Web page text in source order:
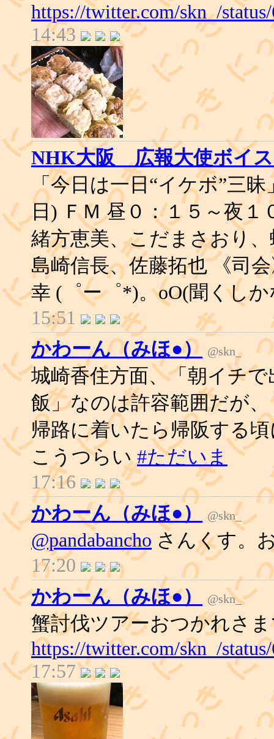
https://twitter.com/skn_/
14:43
NHK大阪 広報大使ボイ
「今日は一日“イケボ”三
日) ＦＭ 昼０：１５～夜１
緒方恵美、こだまさおり
島崎信長、佐藤拓也 《司
幸 (゜ー゜*)。oO(聞くし
15:51
かわーん（みほ●）
@skn_
城崎香住方面、「朝イチ
飯」なのは許容範囲だが
帰路に着いたら帰阪する
こうつらい#ただいま
17:16
かわーん（みほ●）
@skn_
@pandabancho さんくす。
17:20
かわーん（みほ●）
@skn_
蟹討伐ツアーおつかれさ
https://twitter.com/skn_/
17:57